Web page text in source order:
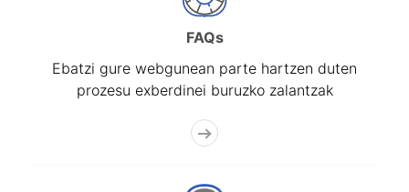
FAQs
Ebatzi gure webgunean parte hartzen duten
prozesu exberdinei buruzko zalantzak